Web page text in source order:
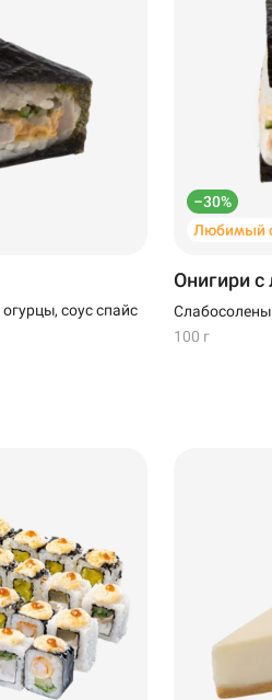
соус спайс
–30%
Любимый
Онигири с
100 г